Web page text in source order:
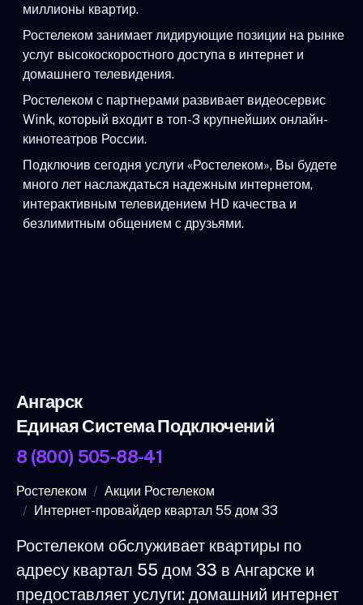
миллионы квартир.
Ростелеком занимает лидирующие позиции на рынке
услуг высокоскоростного доступа в интернет и
домашнего телевидения.
Ростелеком с партнерами развивает видеосервис
Wink, который входит в топ-3 крупнейших онлайн-
кинотеатров России.
Подключив сегодня услуги «Ростелеком», Вы будете
много лет наслаждаться надежным интернетом,
интерактивным телевидением HD качества и
безлимитным общением с друзьями.
Ангарск
Единая Система Подключений
8 (800) 505-88-41
Ростелеком
Акции Ростелеком
Интернет-провайдер квартал 55 дом 33
Ростелеком обслуживает квартиры по
адресу квартал 55 дом 33 в Ангарске и
предоставляет услуги: домашний интернет